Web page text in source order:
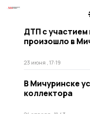
ДТП с
произошло в
23 июня , 17:19
В Мичуринске
коллектора